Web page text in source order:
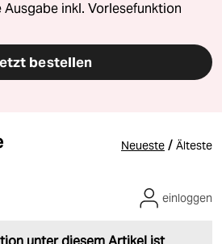
inkl. Vorlesefunktion
bestellen
Neueste / Älteste
einloggen